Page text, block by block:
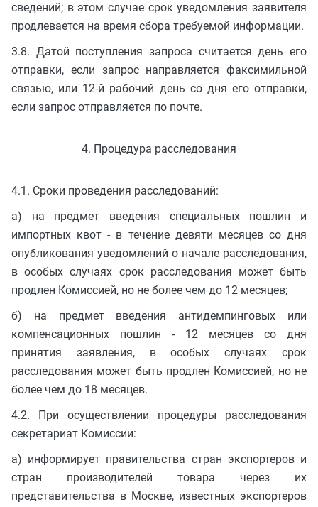
сведений; в этом случае срок уведомления заявителя
продлевается на время сбора требуемой информации.
3.8. Датой поступления запроса считается день его
отправки, если запрос направляется факсимильной
связью, или 12-й рабочий день со дня его отправки,
если запрос отправляется по почте.
4. Процедура расследования
4.1. Сроки проведения расследований:
а) на предмет введения специальных пошлин и
импортных квот - в течение девяти месяцев со дня
опубликования уведомлений о начале расследования,
в особых случаях срок расследования может быть
продлен Комиссией, но не более чем до 12 месяцев;
б) на предмет введения антидемпинговых или
компенсационных пошлин - 12 месяцев со дня
принятия заявления, в особых случаях срок
расследования может быть продлен Комиссией, но не
более чем до 18 месяцев.
4.2. При осуществлении процедуры расследования
секретариат Комиссии:
а) информирует правительства стран экспортеров и
стран производителей товара через их
представительства в Москве, известных экспортеров